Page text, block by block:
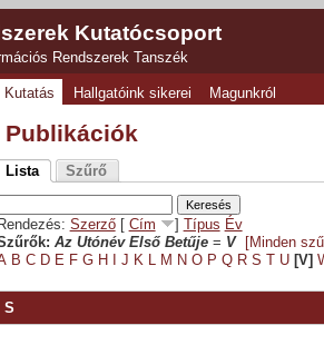
Kutatócsoport
Rendszerek Tanszék
Kutatás Hallgatóink sikerei Magunkról
Publikációk
Lista Szűrő
Rendezés: Szerző[ Cím Típus Év
Az Utónév Első Betűje= V
[Minden
B C D E F G H J K L M N O P Q R S U [V]
S